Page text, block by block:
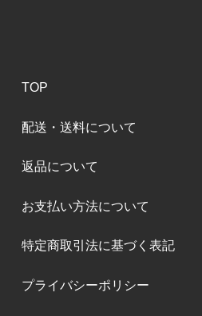
TOP
配送・送料について
返品について
お支払い方法について
特定商取引法に基づく表記
プライバシーポリシー